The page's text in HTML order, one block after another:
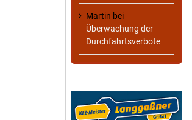
Martin bei
Überwachung der
Durchfahrtsverbote